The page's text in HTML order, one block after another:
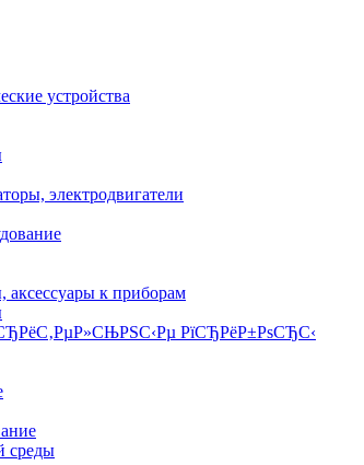
устройства
электродвигатели
аксессуары к приборам
РїСЂРёР±РѕСЂС‹
среды